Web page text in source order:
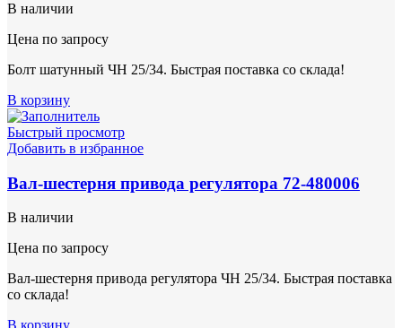
В наличии
Цена по запросу
Болт шатунный ЧН 25/34. Быстрая поставка со склада!
В корзину
Быстрый просмотр
Добавить в избранное
Вал-шестерня привода регулятора 72-480006
В наличии
Цена по запросу
Вал-шестерня привода регулятора ЧН 25/34. Быстрая поставка
со склада!